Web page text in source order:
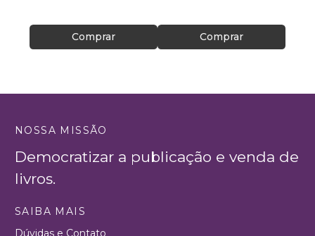
Comprar Comprar
NOSSA MISSÃO
Democratizar a publicação e venda de
livros.
SAIBA MAIS
Dúvidas e Contato